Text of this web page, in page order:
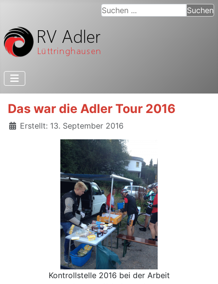
Suchen ... Suchen
Das war die Adler Tour 2016
DetailsErstellt: 13. September 2016
Kontrollstelle 2016 bei der Arbeit